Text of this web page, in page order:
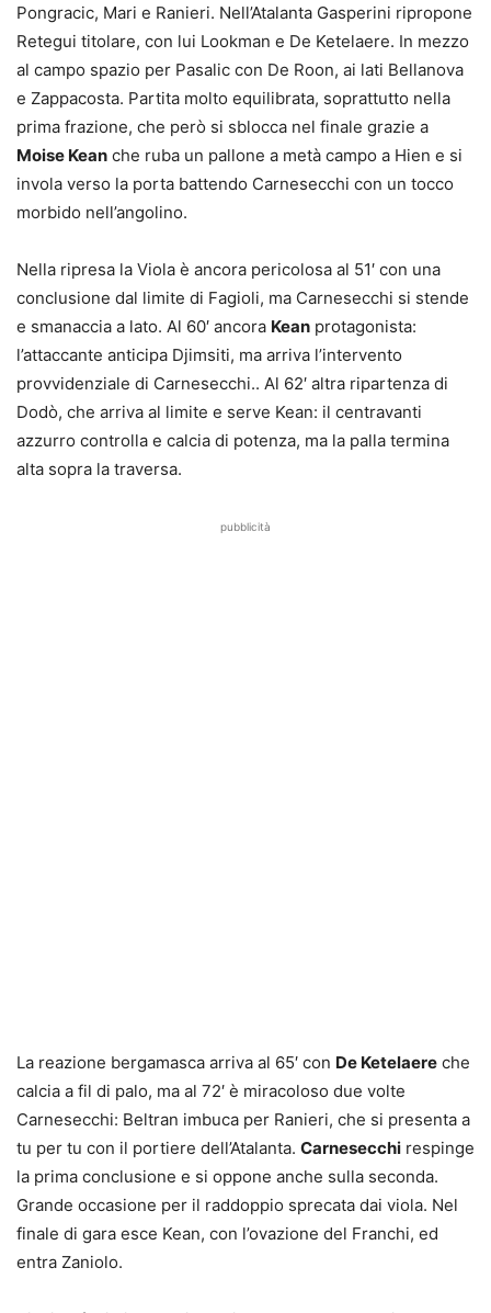
Pongracic, Mari e Ranieri. Nell’Atalanta Gasperini ripropone
Retegui titolare, con lui Lookman e De Ketelaere. In mezzo
al campo spazio per Pasalic con De Roon, ai lati Bellanova
e Zappacosta. Partita molto equilibrata, soprattutto nella
prima frazione, che però si sblocca nel finale grazie a
Moise Kean che ruba un pallone a metà campo a Hien e si
invola verso la porta battendo Carnesecchi con un tocco
morbido nell’angolino.
Nella ripresa la Viola è ancora pericolosa al 51′ con una
conclusione dal limite di Fagioli, ma Carnesecchi si stende
e smanaccia a lato. Al 60′ ancora Kean protagonista:
l’attaccante anticipa Djimsiti, ma arriva l’intervento
provvidenziale di Carnesecchi.. Al 62′ altra ripartenza di
Dodò, che arriva al limite e serve Kean: il centravanti
azzurro controlla e calcia di potenza, ma la palla termina
alta sopra la traversa.
pubblicità
La reazione bergamasca arriva al 65′ con De Ketelaere che
calcia a fil di palo, ma al 72′ è miracoloso due volte
Carnesecchi: Beltran imbuca per Ranieri, che si presenta a
tu per tu con il portiere dell’Atalanta. Carnesecchi respinge
la prima conclusione e si oppone anche sulla seconda.
Grande occasione per il raddoppio sprecata dai viola. Nel
finale di gara esce Kean, con l’ovazione del Franchi, ed
entra Zaniolo.